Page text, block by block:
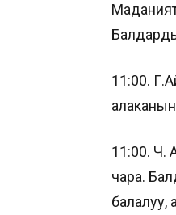
11:00.
11:00. Ч.
чара.
балалуу,